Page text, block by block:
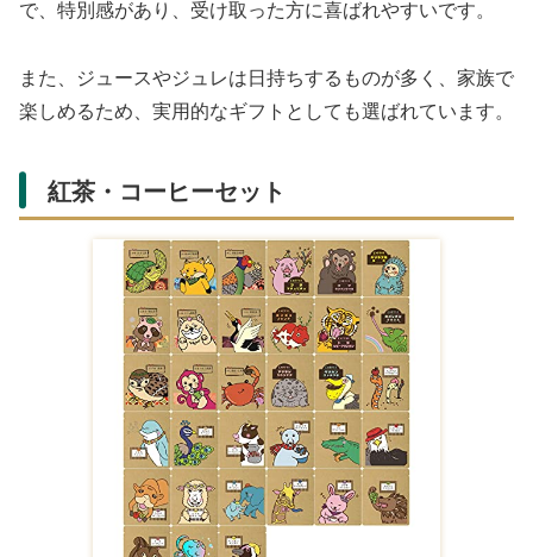
で、特別感があり、受け取った方に喜ばれやすいです。
また、ジュースやジュレは日持ちするものが多く、家族で
楽しめるため、実用的なギフトとしても選ばれています。
紅茶・コーヒーセット